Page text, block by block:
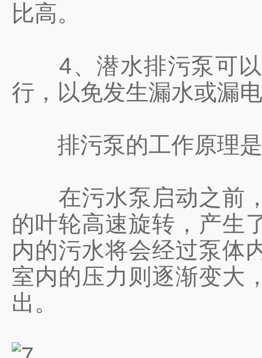
比高。
4、潜水排污泵可以
行，以免发生漏水或漏
排污泵的工作原理是
在污水泵启动之前，
的叶轮高速旋转，产生
内的污水将会经过泵体
室内的压力则逐渐变大
出。